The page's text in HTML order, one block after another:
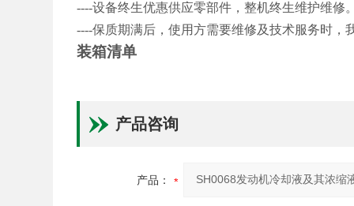
----设备终生优惠供应零部件，整机终生维护维修
----保质期满后，使用方需要维修及技术服务时，
装箱清单
产品咨询
产品：